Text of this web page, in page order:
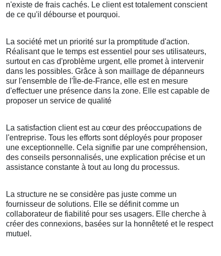
n'existe de frais cachés. Le client est totalement conscient
de ce qu'il débourse et pourquoi.
La société met un priorité sur la promptitude d'action.
Réalisant que le temps est essentiel pour ses utilisateurs,
surtout en cas d'problème urgent, elle promet à intervenir
dans les possibles. Grâce à son maillage de dépanneurs
sur l'ensemble de l'Île-de-France, elle est en mesure
d'effectuer une présence dans la zone. Elle est capable de
proposer un service de qualité
La satisfaction client est au cœur des préoccupations de
l'entreprise. Tous les efforts sont déployés pour proposer
une exceptionnelle. Cela signifie par une compréhension,
des conseils personnalisés, une explication précise et un
assistance constante à tout au long du processus.
La structure ne se considère pas juste comme un
fournisseur de solutions. Elle se définit comme un
collaborateur de fiabilité pour ses usagers. Elle cherche à
créer des connexions, basées sur la honnêteté et le respect
mutuel.